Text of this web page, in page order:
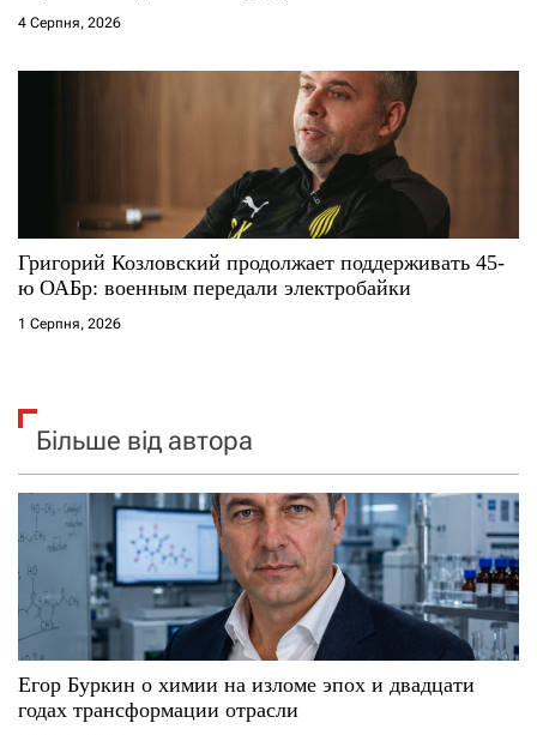
4 Серпня, 2026
Григорий Козловский продолжает поддерживать 45-
ю ОАБр: военным передали электробайки
1 Серпня, 2026
Більше від автора
Егор Буркин о химии на изломе эпох и двадцати
годах трансформации отрасли